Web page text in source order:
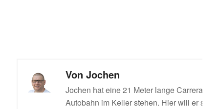
Von Jochen
Jochen hat eine 21 Meter lange Carrera
Autobahn im Keller stehen. Hier will er